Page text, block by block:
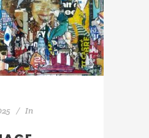
In